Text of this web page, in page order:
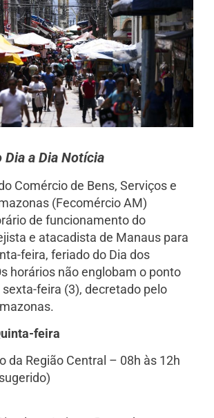
Dia a Dia Notícia
Comércio de Bens, Serviços e
(Fecomércio AM)
de funcionamento do
e atacadista de Manaus para
feira, feriado do Dia dos
horários não englobam o ponto
feira (3), decretado pelo
feira
da Região Central – 08h às 12h